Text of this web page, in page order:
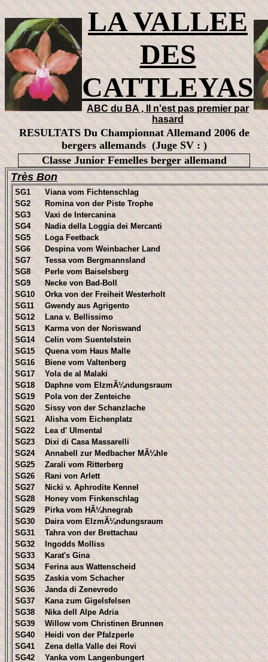
LA VALLEE
DES
CATTLEYAS
ABC du BA , Il n'est pas premier par
hasard
RESULTATS Du Championnat Allemand 2006 de
bergers allemands (Juge SV : )
Classe Junior Femelles berger allemand
Très Bon
SG1
Viana vom Fichtenschlag
SG2
Romina von der Piste Trophe
SG3
Vaxi de Intercanina
SG4
Nadia della Loggia dei Mercanti
SG5
Loga Feetback
SG6
Despina vom Weinbacher Land
SG7
Tessa vom Bergmannsland
SG8
Perle vom Baiselsberg
SG9
Necke von Bad-Boll
SG10
Orka von der Freiheit Westerholt
SG11
Gwendy aus Agrigento
SG12
Lana v. Bellissimo
SG13
Karma von der Noriswand
SG14
Celin vom Suentelstein
SG15
Quena vom Haus Malle
SG16
Biene vom Valtenberg
SG17
Yola de al Malaki
SG18
Daphne vom ElzmÃ¼ndungsraum
SG19
Pola von der Zenteiche
SG20
Sissy von der Schanzlache
SG21
Alisha vom Eichenplatz
SG22
Lea d' Ulmental
SG23
Dixi di Casa Massarelli
SG24
Annabell zur Medbacher MÃ¼hle
SG25
Zarali vom Ritterberg
SG26
Rani von Arlett
SG27
Nicki v. Aphrodite Kennel
SG28
Honey vom Finkenschlag
SG29
Pirka vom HÃ¼hnegrab
SG30
Daira vom ElzmÃ¼ndungsraum
SG31
Tahra von der Brettachau
SG32
Ingodds Molliss
SG33
Karat's Gina
SG34
Ferina aus Wattenscheid
SG35
Zaskia vom Schacher
SG36
Janda di Zenevredo
SG37
Kana zum Gigelsfelsen
SG38
Nika dell Alpe Adria
SG39
Willow vom Christinen Brunnen
SG40
Heidi von der Pfalzperle
SG41
Zena della Valle dei Rovi
SG42
Yanka vom Langenbungert